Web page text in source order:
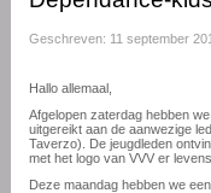
Sponsoring
Media
English
Geschreven: 11 september
Hallo allemaal,
Afgelopen zaterdag hebben
uitgereikt aan de aanwezige
Taverzo). De jeugdleden
met het logo van VVV er
Deze maandag hebben we